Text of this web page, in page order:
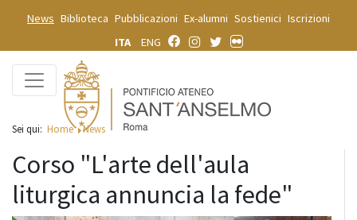
News Biblioteca Pubblicazioni Ex-alumni Sostienici Iscrizioni
ITA
ENG
Sei qui: Home News
Corso "L'arte dell'aula
liturgica annuncia la fede"